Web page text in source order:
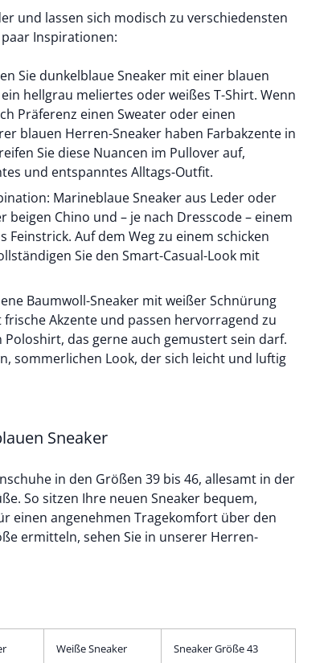
und lassen sich modisch zu verschiedensten
Inspirationen:
Sie dunkelblaue Sneaker mit einer blauen
hellgrau meliertes oder weißes T-Shirt. Wenn
Präferenz einen Sweater oder einen
blauen Herren-Sneaker haben Farbakzente in
Sie diese Nuancen im Pullover auf,
und entspanntes Alltags-Outfit.
Marineblaue Sneaker aus Leder oder
beigen Chino und – je nach Dresscode – einem
Feinstrick. Auf dem Weg zu einem schicken
Sie den Smart-Casual-Look mit
Baumwoll-Sneaker mit weißer Schnürung
Akzente und passen hervorragend zu
weißen Poloshirt, das gerne auch gemustert sein darf.
sommerlichen Look, der sich leicht und luftig
Sneaker
in den Größen 39 bis 46, allesamt in der
So sitzen Ihre neuen Sneaker bequem,
einen angenehmen Tragekomfort über den
ermitteln, sehen Sie in unserer Herren-
Weiße Sneaker Sneaker Größe 43